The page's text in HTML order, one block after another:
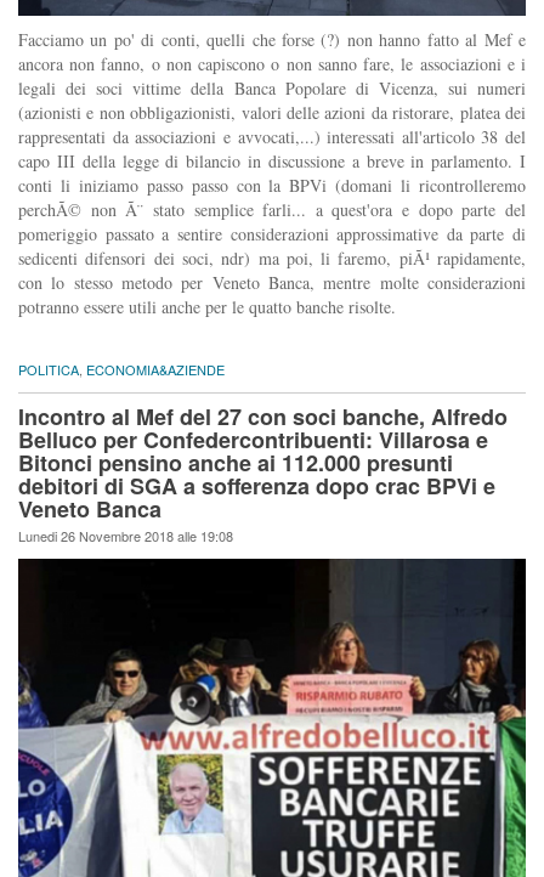
Facciamo un po' di conti, quelli che forse (?) non hanno fatto al Mef e
ancora non fanno, o non capiscono o non sanno fare, le associazioni e i
legali dei soci vittime della Banca Popolare di Vicenza, sui numeri
(azionisti e non obbligazionisti, valori delle azioni da ristorare, platea dei
rappresentati da associazioni e avvocati,...) interessati all'articolo 38 del
capo III della legge di bilancio in discussione a breve in parlamento. I
conti li iniziamo passo passo con la BPVi (domani li ricontrolleremo
perchÃ© non Ã¨ stato semplice farli... a quest'ora e dopo parte del
pomeriggio passato a sentire considerazioni approssimative da parte di
sedicenti difensori dei soci, ndr) ma poi, li faremo, piÃ¹ rapidamente,
con lo stesso metodo per Veneto Banca, mentre molte considerazioni
potranno essere utili anche per le quatto banche risolte.
POLITICA, ECONOMIA&AZIENDE
Incontro al Mef del 27 con soci banche, Alfredo
Belluco per Confedercontribuenti: Villarosa e
Bitonci pensino anche ai 112.000 presunti
debitori di SGA a sofferenza dopo crac BPVi e
Veneto Banca
Lunedi 26 Novembre 2018 alle 19:08